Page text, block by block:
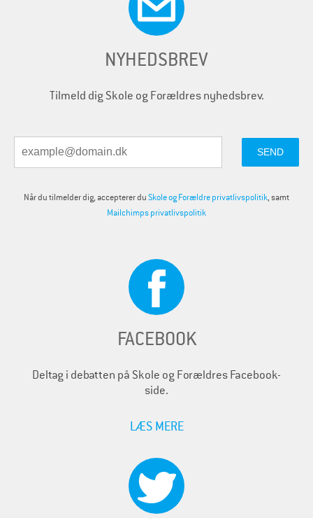
NYHEDSBREV
Tilmeld dig Skole og Forældres nyhedsbrev.
Når du tilmelder dig, accepterer duSkole og Forældre privatlivspolitik, samt
Mailchimps privatlivspolitik
FACEBOOK
Deltag i debatten på Skole og Forældres Facebook-
side.
LÆS MERE